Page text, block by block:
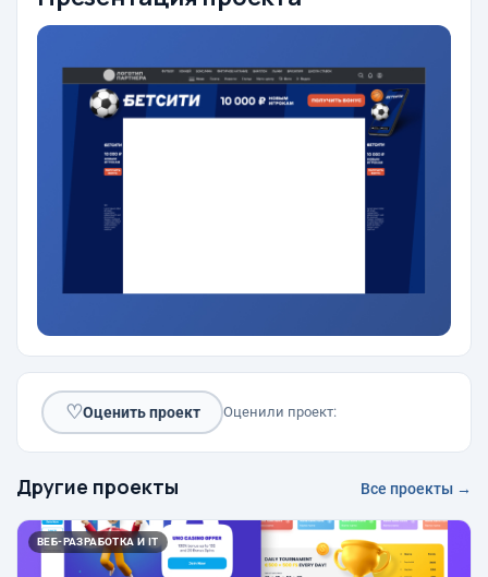
♡Оценить проект Оценили проект:
Другие проекты Все проекты →
ВЕБ-РАЗРАБОТКА И IT